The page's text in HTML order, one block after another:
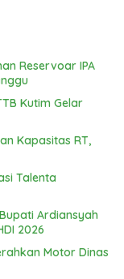
Reservoar IPA
Kutim Gelar
Kapasitas RT,
Talenta
Ardiansyah
2026
Motor Dinas